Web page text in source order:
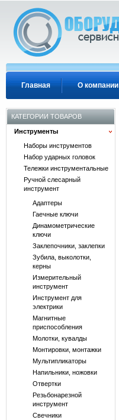
Главная О компании
КАТЕГОРИИ ТОВАРОВ
Инструменты
Наборы инструментов
Набор ударных головок
Тележки инструментальные
Ручной слесарный
инструмент
Адаптеры
Гаечные ключи
Динамометрические
ключи
Заклепочники, заклепки
Зубила, выколотки,
керны
Измерительный
инструмент
Инструмент для
электрики
Магнитные
приспособления
Молотки, кувалды
Монтировки, монтажки
Мультипликаторы
Напильники, ножовки
Отвертки
Резьбонарезной
инструмент
Свечники